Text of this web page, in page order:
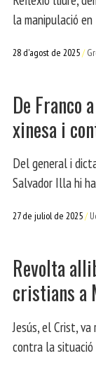
la manipulació
28 d'agost de 2025
De Franco
xinesa i
Del general i
Salvador Illa hi
27 de juliol de 2025
Revolta
cristians a
Jesús, el Crist,
contra la